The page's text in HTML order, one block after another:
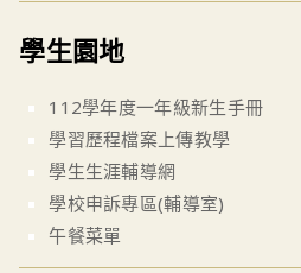
學生園地
112學年度一年級新生手冊
學習歷程檔案上傳教學
學生生涯輔導網
學校申訴專區(輔導室)
午餐菜單